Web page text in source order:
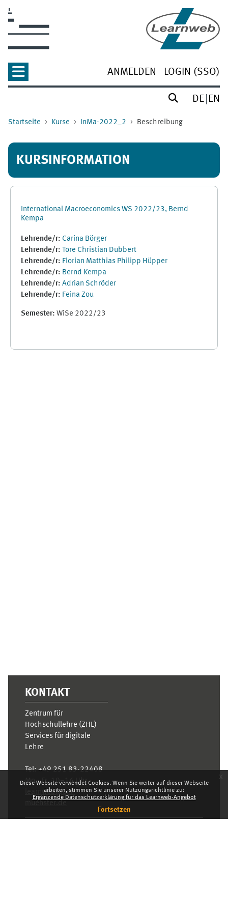
Diese Website verwendet Cookies. Wenn Sie weiter auf dieser Webseite
arbeiten, stimmen Sie unserer Nutzungsrichtlinie zu:
Ergänzende Datenschutzerklärung für das Learnweb-Angebot
Fortsetzen
x
ANMELDEN LOGIN (SSO)
DE EN
Startseite Kurse InMa-2022_2 Beschreibung
KURSINFORMATION
International Macroeconomics WS 2022/23, Bernd
Kempa
Lehrende/r: Carina Börger
Lehrende/r: Tore Christian Dubbert
Lehrende/r: Florian Matthias Philipp Hüpper
Lehrende/r: Bernd Kempa
Lehrende/r: Adrian Schröder
Lehrende/r: Feina Zou
Semester: WiSe 2022/23
KONTAKT
Zentrum für
Hochschullehre (ZHL)
Services für digitale
Lehre
Tel:+49 251 83-22408
Mo.- Fr. 10–16 Uhr
learnweb@uni-